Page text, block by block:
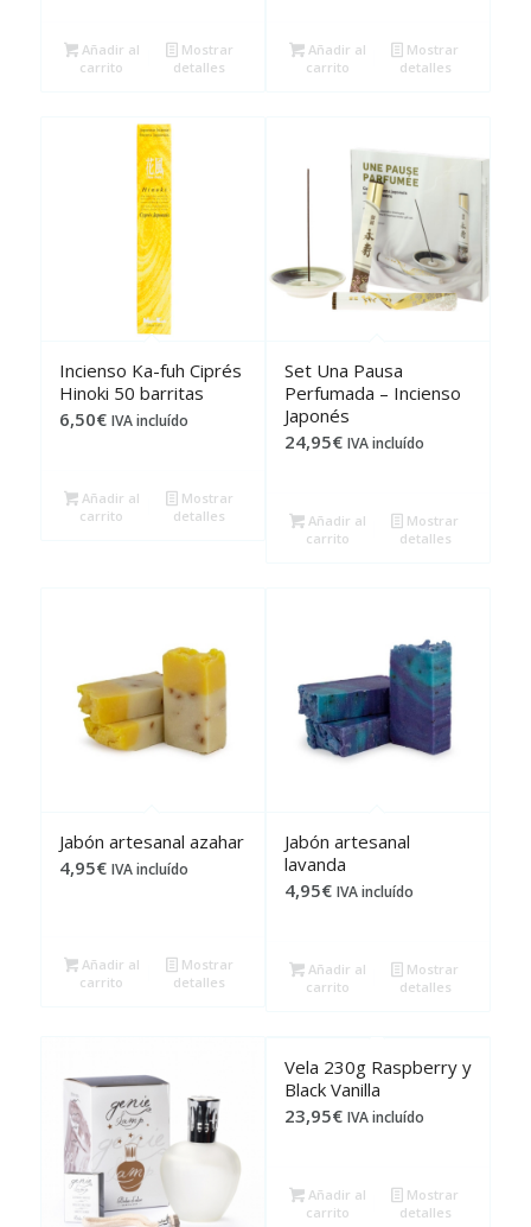
Añadir al
carrito
Mostrar
detalles
Añadir al
carrito
Mostrar
detalles
Incienso Ka-fuh Ciprés
Hinoki 50 barritas
6,50€ IVA incluído
Añadir al
carrito
Mostrar
detalles
Set Una Pausa
Perfumada – Incienso
Japonés
24,95€ IVA incluído
Añadir al
carrito
Mostrar
detalles
Jabón artesanal azahar
4,95€ IVA incluído
Añadir al
carrito
Mostrar
detalles
Jabón artesanal
lavanda
4,95€ IVA incluído
Añadir al
carrito
Mostrar
detalles
Vela 230g Raspberry y
Black Vanilla
23,95€ IVA incluído
Añadir al
carrito
Mostrar
detalles